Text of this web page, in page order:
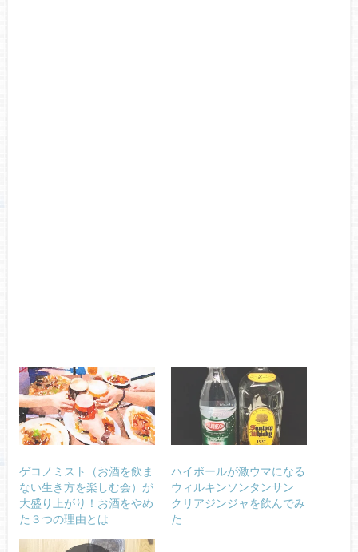
ゲコノミスト（お酒を飲ま
ない生き方を楽しむ会）が
大盛り上がり！お酒をやめ
た３つの理由とは
ハイボールが激ウマになる
ウィルキンソンタンサン
クリアジンジャを飲んでみ
た